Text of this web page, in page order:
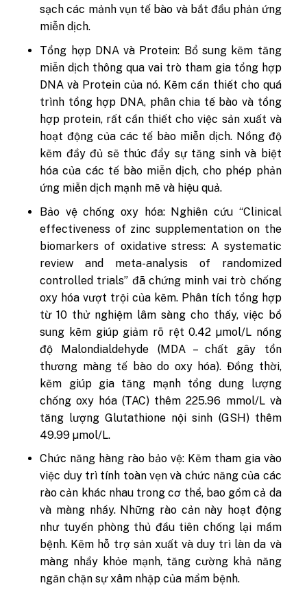
sạch các mảnh vụn tế bào và bắt đầu phản ứng
miễn dịch.
Tổng hợp DNA và Protein: Bổ sung kẽm tăng
miễn dịch thông qua vai trò tham gia tổng hợp
DNA và Protein của nó. Kẽm cần thiết cho quá
trình tổng hợp DNA, phân chia tế bào và tổng
hợp protein, rất cần thiết cho việc sản xuất và
hoạt động của các tế bào miễn dịch. Nồng độ
kẽm đầy đủ sẽ thúc đẩy sự tăng sinh và biệt
hóa của các tế bào miễn dịch, cho phép phản
ứng miễn dịch mạnh mẽ và hiệu quả.
Bảo vệ chống oxy hóa: Nghiên cứu “Clinical
effectiveness of zinc supplementation on the
biomarkers of oxidative stress: A systematic
review and meta-analysis of randomized
controlled trials” đã chứng minh vai trò chống
oxy hóa vượt trội của kẽm. Phân tích tổng hợp
từ 10 thử nghiệm lâm sàng cho thấy, việc bổ
sung kẽm giúp giảm rõ rệt 0.42 µmol/L nồng
độ Malondialdehyde (MDA – chất gây tổn
thương màng tế bào do oxy hóa). Đồng thời,
kẽm giúp gia tăng mạnh tổng dung lượng
chống oxy hóa (TAC) thêm 225.96 mmol/L và
tăng lượng Glutathione nội sinh (GSH) thêm
49.99 µmol/L.
Chức năng hàng rào bảo vệ: Kẽm tham gia vào
việc duy trì tính toàn vẹn và chức năng của các
rào cản khác nhau trong cơ thể, bao gồm cả da
và màng nhầy. Những rào cản này hoạt động
như tuyến phòng thủ đầu tiên chống lại mầm
bệnh. Kẽm hỗ trợ sản xuất và duy trì làn da và
màng nhầy khỏe mạnh, tăng cường khả năng
ngăn chặn sự xâm nhập của mầm bệnh.